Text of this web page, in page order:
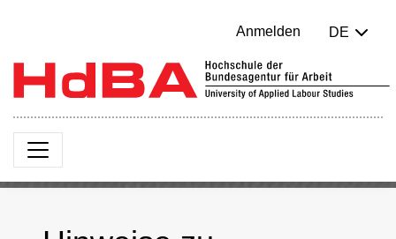
Anmelden DE